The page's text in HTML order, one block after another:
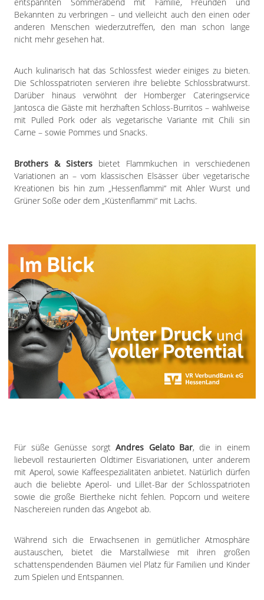
entspannten Sommerabend mit Familie, Freunden und
Bekannten zu verbringen – und vielleicht auch den einen oder
anderen Menschen wiederzutreffen, den man schon lange
nicht mehr gesehen hat.
Auch kulinarisch hat das Schlossfest wieder einiges zu bieten.
Die Schlosspatrioten servieren ihre beliebte Schlossbratwurst.
Darüber hinaus verwöhnt der Homberger Cateringservice
Jantosca die Gäste mit herzhaften Schloss-Burritos – wahlweise
mit Pulled Pork oder als vegetarische Variante mit Chili sin
Carne – sowie Pommes und Snacks.
Brothers & Sisters bietet Flammkuchen in verschiedenen
Variationen an – vom klassischen Elsässer über vegetarische
Kreationen bis hin zum „Hessenflammi“ mit Ahler Wurst und
Grüner Soße oder dem „Küstenflammi“ mit Lachs.
Für süße Genüsse sorgtAndres Gelato Bar, die in einem
liebevoll restaurierten Oldtimer Eisvariationen, unter anderem
mit Aperol, sowie Kaffeespezialitäten anbietet. Natürlich dürfen
auch die beliebte Aperol- und Lillet-Bar der Schlosspatrioten
sowie die große Biertheke nicht fehlen. Popcorn und weitere
Naschereien runden das Angebot ab.
Während sich die Erwachsenen in gemütlicher Atmosphäre
austauschen, bietet die Marstallwiese mit ihren großen
schattenspendenden Bäumen viel Platz für Familien und Kinder
zum Spielen und Entspannen.